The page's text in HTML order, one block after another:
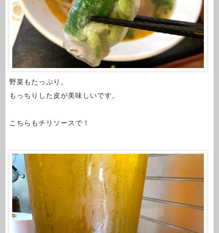
野菜もたっぷり。
もっちりした皮が美味しいです。
こちらもチリソースで！